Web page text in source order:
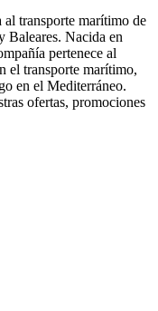
al transporte marítimo de
Baleares. Nacida en
pertenece al
el transporte marítimo,
en el Mediterráneo.
ofertas, promociones